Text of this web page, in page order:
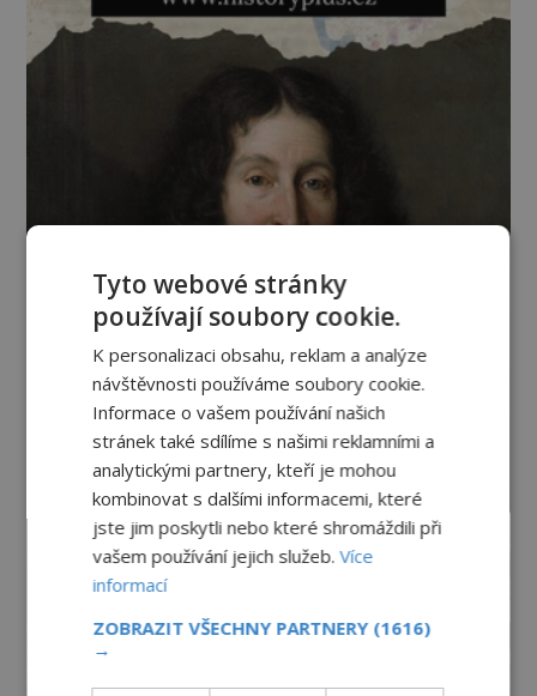
Tyto webové stránky
používají soubory cookie.
K personalizaci obsahu, reklam a analýze
návštěvnosti používáme soubory cookie.
Informace o vašem používání našich
stránek také sdílíme s našimi reklamními a
analytickými partnery, kteří je mohou
kombinovat s dalšími informacemi, které
jste jim poskytli nebo které shromáždili při
vašem používání jejich služeb.Více
informací
ZOBRAZIT VŠECHNY PARTNERY (1616)
→